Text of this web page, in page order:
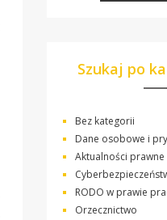
Szukaj po
Bez kategorii
Dane osobowe i
Aktualności prawne
RODO w prawie
Orzecznictwo